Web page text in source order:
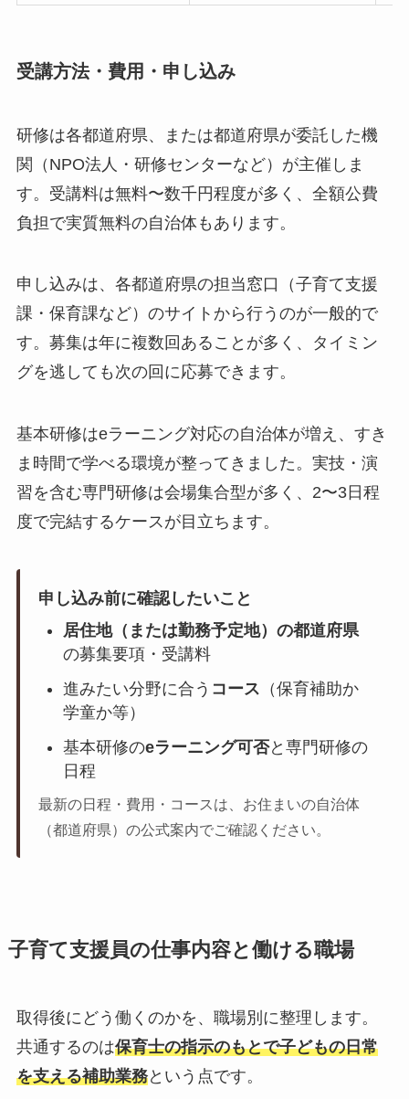
受講方法・費用・申し込み
研修は各都道府県、または都道府県が委託した機
関（NPO法人・研修センターなど）が主催しま
す。受講料は無料〜数千円程度が多く、全額公費
負担で実質無料の自治体もあります。
申し込みは、各都道府県の担当窓口（子育て支援
課・保育課など）のサイトから行うのが一般的で
す。募集は年に複数回あることが多く、タイミン
グを逃しても次の回に応募できます。
基本研修はeラーニング対応の自治体が増え、すき
ま時間で学べる環境が整ってきました。実技・演
習を含む専門研修は会場集合型が多く、2〜3日程
度で完結するケースが目立ちます。
申し込み前に確認したいこと
居住地（または勤務予定地）の都道府県
の募集要項・受講料
進みたい分野に合う コース （保育補助か
学童か等）
基本研修のeラーニング可否と専門研修の
日程
最新の日程・費用・コースは、お住まいの自治体
（都道府県）の公式案内でご確認ください。
子育て支援員の仕事内容と働ける職場
取得後にどう働くのかを、職場別に整理します。
共通するのは保育士の指示のもとで子どもの日常
を支える補助業務という点です。